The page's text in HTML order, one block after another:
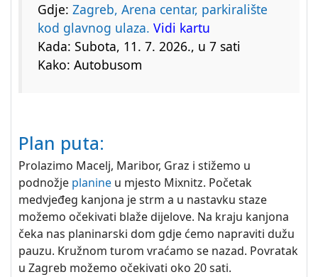
Gdje: Zagreb, Arena centar, parkiralište
kod glavnog ulaza. Vidi kartu
Kada: Subota, 11. 7. 2026., u 7 sati
Kako: Autobusom
Plan puta:
Prolazimo Macelj, Maribor, Graz i stižemo u
podnožje planine u mjesto Mixnitz. Početak
medvjeđeg kanjona je strm a u nastavku staze
možemo očekivati blaže dijelove. Na kraju kanjona
čeka nas planinarski dom gdje ćemo napraviti dužu
pauzu. Kružnom turom vraćamo se nazad. Povratak
u Zagreb možemo očekivati oko 20 sati.